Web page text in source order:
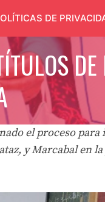
DE
el proceso
y Marcabal en